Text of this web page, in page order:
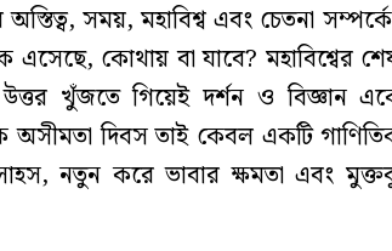
সময়, মহাবিশ্ব এবং চেতনা সম্পর্কে
কোথায় বা যাবে? মহাবিশ্বের
খুঁজতে গিয়েই দর্শন ও বিজ্ঞান
দিবস তাই কেবল একটি
নতুন করে ভাবার ক্ষমতা এবং